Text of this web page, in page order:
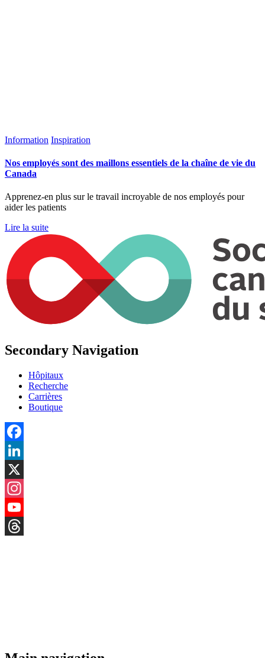
Information Inspiration
Nos employés sont des maillons essentiels de la chaîne de vie du
Canada
Apprenez-en plus sur le travail incroyable de nos employés pour
aider les patients
Lire la suite
Secondary Navigation
Hôpitaux
Recherche
Carrières
Boutique
Facebook
LinkedIn
X
Instagram
YouTube